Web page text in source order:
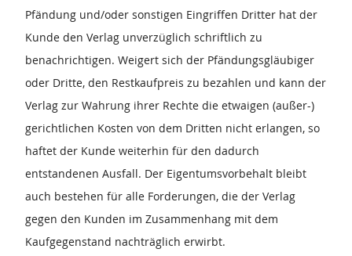
Pfändung und/oder sonstigen Eingriffen Dritter hat der
Kunde den Verlag unverzüglich schriftlich zu
benachrichtigen. Weigert sich der Pfändungsgläubiger
oder Dritte, den Restkaufpreis zu bezahlen und kann der
Verlag zur Wahrung ihrer Rechte die etwaigen (außer-)
gerichtlichen Kosten von dem Dritten nicht erlangen, so
haftet der Kunde weiterhin für den dadurch
entstandenen Ausfall. Der Eigentumsvorbehalt bleibt
auch bestehen für alle Forderungen, die der Verlag
gegen den Kunden im Zusammenhang mit dem
Kaufgegenstand nachträglich erwirbt.